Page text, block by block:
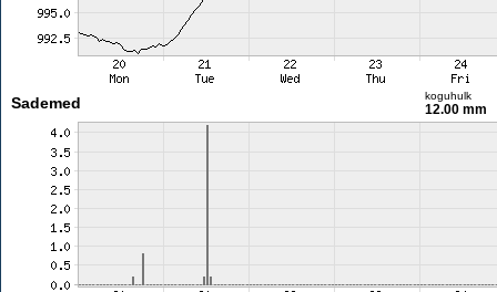
Sademed koguhulk
12.00 mm